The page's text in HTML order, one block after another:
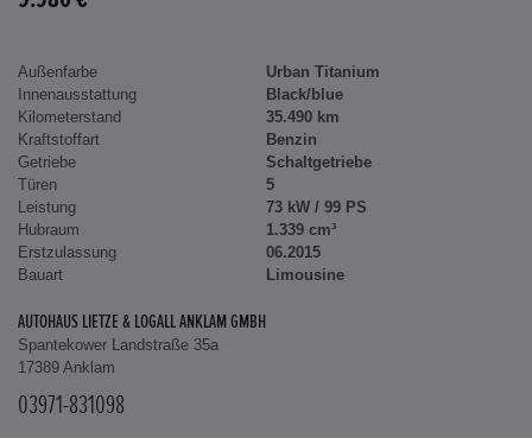
Außenfarbe
Urban Titanium
Innenausstattung
Black/blue
Kilometerstand
35.490 km
Kraftstoffart
Benzin
Getriebe
Schaltgetriebe
Türen
5
Leistung
73 kW / 99 PS
Hubraum
1.339 cm³
Erstzulassung
06.2015
Bauart
Limousine
AUTOHAUS LIETZE & LOGALL ANKLAM GMBH
Spantekower Landstraße 35a
17389 Anklam
03971-831098